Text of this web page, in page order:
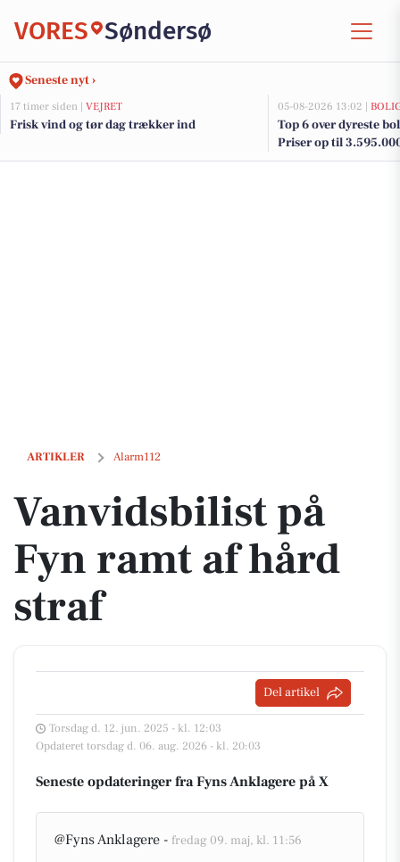
VORES Søndersø
Seneste nyt ›
17 timer siden | VEJRET
Frisk vind og tør dag trækker ind
05-08-2026 13:02 |
Top 6 over dyreste
Priser op til
ARTIKLER Alarm112
Vanvidsbilist på Fyn ramt af hård straf
Vanvidsbilist på
Fyn ramt af hård
straf
Del artikel
Torsdag d. 12. jun. 2025 - kl. 12:03
Opdateret torsdag d. 06. aug. 2026 - kl. 20:03
Seneste opdateringer fra Fyns Anklagere på X
@Fyns Anklagere - fredag 09. maj, kl. 11:56